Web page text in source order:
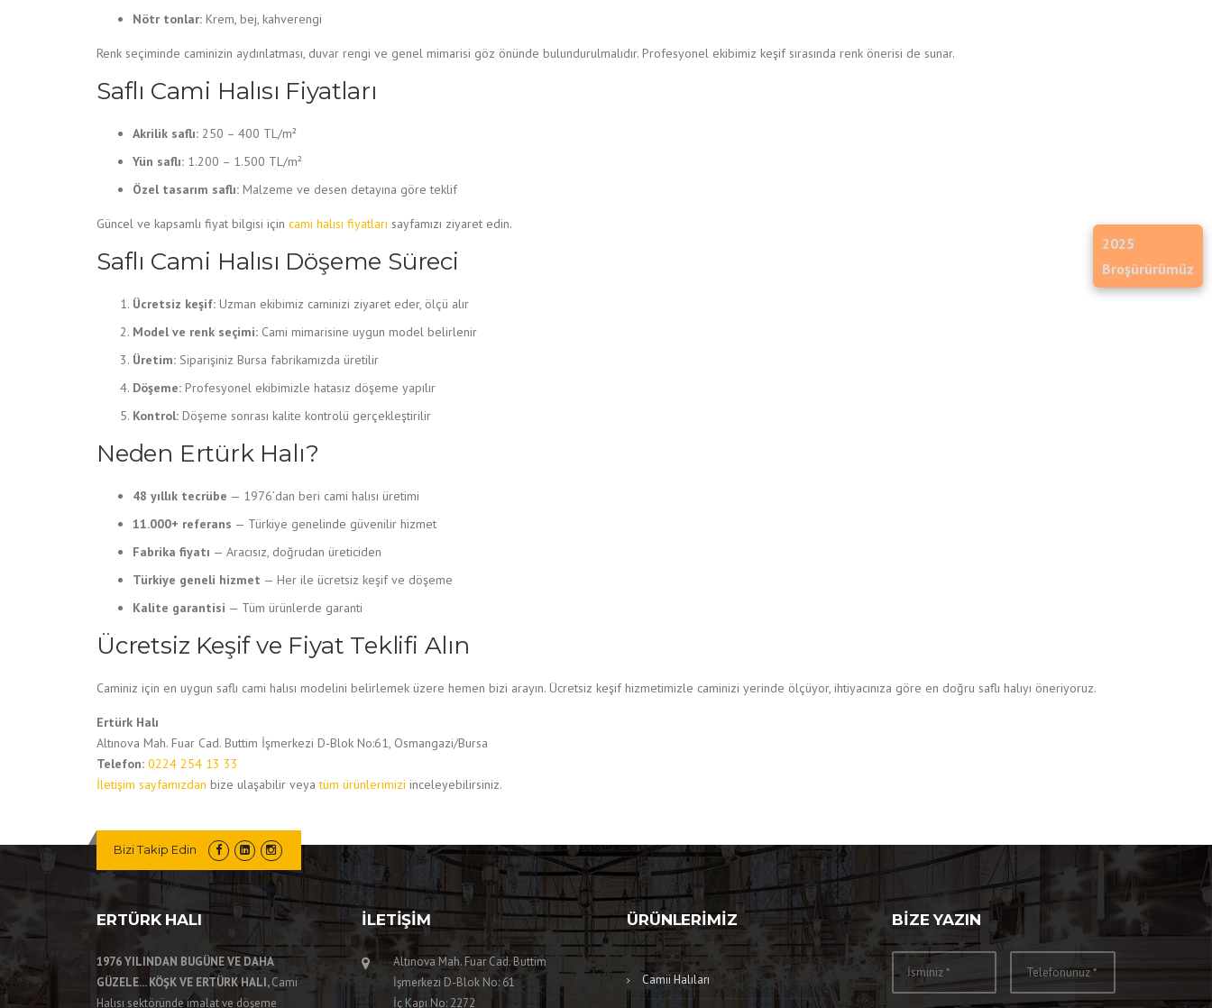
Nötr tonlar: Krem, bej, kahverengi
Renk seçiminde caminizin aydınlatması, duvar rengi ve genel mimarisi göz önünde bulundurulmalıdır. Profesyonel ekibimiz keşif sırasında renk önerisi de sunar.
Saflı Cami Halısı Fiyatları
Akrilik saflı: 250 – 400 TL/m²
Yün saflı: 1.200 – 1.500 TL/m²
Özel tasarım saflı: Malzeme ve desen detayına göre teklif
Güncel ve kapsamlı fiyat bilgisi için cami halısı fiyatları sayfamızı ziyaret edin.
Saflı Cami Halısı Döşeme Süreci
Ücretsiz keşif: Uzman ekibimiz caminizi ziyaret eder, ölçü alır
Model ve renk seçimi: Cami mimarisine uygun model belirlenir
Üretim: Siparişiniz Bursa fabrikamızda üretilir
Döşeme: Profesyonel ekibimizle hatasız döşeme yapılır
Kontrol: Döşeme sonrası kalite kontrolü gerçekleştirilir
Neden Ertürk Halı?
48 yıllık tecrübe — 1976’dan beri cami halısı üretimi
11.000+ referans — Türkiye genelinde güvenilir hizmet
Fabrika fiyatı — Aracısız, doğrudan üreticiden
Türkiye geneli hizmet — Her ile ücretsiz keşif ve döşeme
Kalite garantisi — Tüm ürünlerde garanti
Ücretsiz Keşif ve Fiyat Teklifi Alın
Caminiz için en uygun saflı cami halısı modelini belirlemek üzere hemen bizi arayın. Ücretsiz keşif hizmetimizle caminizi yerinde ölçüyor, ihtiyacınıza göre en doğru saflı halıyı öneriyoruz.
Ertürk Halı
Altınova Mah. Fuar Cad. Buttim İşmerkezi D-Blok No:61, Osmangazi/Bursa
Telefon: 0224 254 13 33
İletişim sayfamızdan bize ulaşabilir veyatüm ürünlerimizi inceleyebilirsiniz.
Bizi Takip Edin
ERTÜRK HALI
1976 YILINDAN BUGÜNE VE DAHA
GÜZELE... KÖŞK VE ERTÜRK HALI,Cami
Halısı sektöründe imalat ve döşeme
İLETIŞIM
Altınova Mah. Fuar Cad. Buttim
İşmerkezi D-Blok No: 61
İç Kapı No: 2272
ÜRÜNLERIMIZ
Camii Halıları
BIZE YAZIN
2025
Broşürürümüz